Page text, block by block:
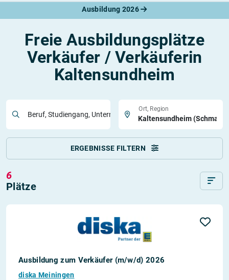
Ausbildung 2026
Freie Ausbildungsplätze
Verkäufer / Verkäuferin
Kaltensundheim
Beruf, Studiengang, Unternehmen
Ort, Region
ERGEBNISSE FILTERN
6
Plätze
Ausbildung zum Verkäufer (m/w/d) 2026
diska Meiningen